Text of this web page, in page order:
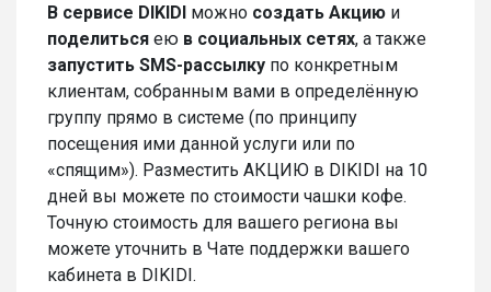
В сервисе DIKIDI можно создать Акцию и
поделиться ею в социальных сетях, а также
запустить SMS-рассылку по конкретным
клиентам, собранным вами в определённую
группу прямо в системе (по принципу
посещения ими данной услуги или по
«спящим»). Разместить АКЦИЮ в DIKIDI на 10
дней вы можете по стоимости чашки кофе.
Точную стоимость для вашего региона вы
можете уточнить в Чате поддержки вашего
кабинета в DIKIDI.